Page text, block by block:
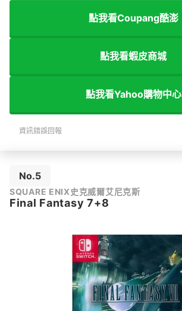
點我看Coupang酷澎
點我看蝦皮商城
點我看Yahoo購物中心
資訊錯誤回報
No.5
SQUARE ENIX史克威爾艾尼克斯
Final Fantasy 7+8